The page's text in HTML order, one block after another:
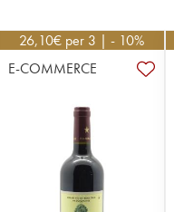
26,10€ per 3 | - 10%
E-COMMERCE